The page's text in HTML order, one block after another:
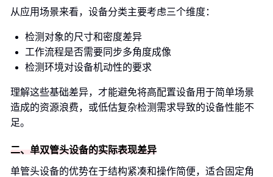
从应用场景来看，设备分类主要考虑三个维度：
检测对象的尺寸和密度差异
工作流程是否需要同步多角度成像
检测环境对设备机动性的要求
理解这些基础差异，才能避免将高配置设备用于简单场景
造成的资源浪费，或低估复杂检测需求导致的设备性能不
足。
二、单双管头设备的实际表现差异
单管头设备的优势在于结构紧凑和操作简便，适合固定角